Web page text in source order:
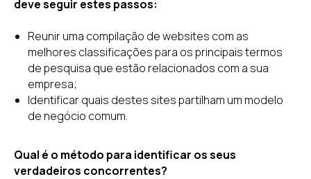
deve seguir estes passos:
Reunir uma compilação de websites com as
melhores classificações para os principais termos
de pesquisa que estão relacionados com a sua
empresa;
Identificar quais destes sites partilham um modelo
de negócio comum.
Qual é o método para identificar os seus
verdadeiros concorrentes?